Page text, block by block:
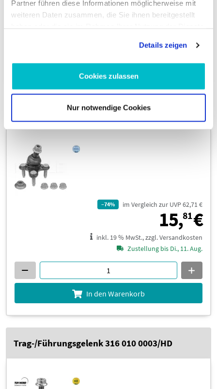
Partner führen diese Informationen möglicherweise mit
weiteren Daten zusammen, die Sie ihnen bereitgestellt
Details zeigen
Cookies zulassen
Nur notwendige Cookies
inkl. 19 % MwSt., zzgl. Versandkosten
Zustellung bis Di., 11. Aug.
In den Warenkorb
Trag-/Führungsgelenk 116 010 0016
–74% im Vergleich zur UVP 62,71 €
15,81€
inkl. 19 % MwSt., zzgl. Versandkosten
Zustellung bis Di., 11. Aug.
In den Warenkorb
Trag-/Führungsgelenk 316 010 0003/HD